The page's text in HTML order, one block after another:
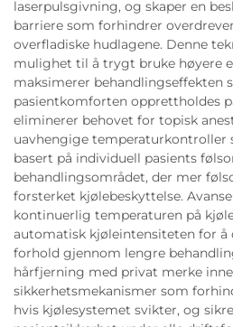
laserpulsgivning, og skaper en
barriere som forhindrer
overfladiske hudlagene. Denne
mulighet til å trygt bruke høyere
maksimerer behandlingseffekten
pasientkomforten opprettholdes
eliminerer behovet for topisk
uavhengige
basert på individuell pasients
behandlingsområdet, der mer
forsterket kjølebeskyttelse.
kontinuerlig temperaturen på
automatisk kjøleintensiteten for
forhold gjennom lengre
hårfjerning med privat merke
sikkerhetsmekanismer som
hvis kjølesystemet svikter, og